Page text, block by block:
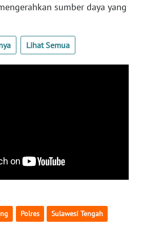
sumber daya yang
Lihat Semua
Polres Sulawesi Tengah